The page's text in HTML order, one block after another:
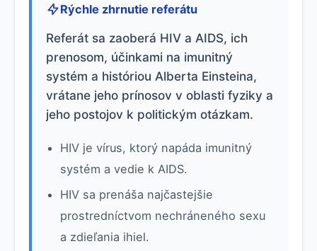
Rýchle zhrnutie referátu
Referát sa zaoberá HIV a AIDS, ich
prenosom, účinkami na imunitný
systém a históriou Alberta Einsteina,
vrátane jeho prínosov v oblasti fyziky a
jeho postojov k politickým otázkam.
HIV je vírus, ktorý napáda imunitný
systém a vedie k AIDS.
HIV sa prenáša najčastejšie
prostredníctvom nechráneného sexu
a zdieľania ihiel.